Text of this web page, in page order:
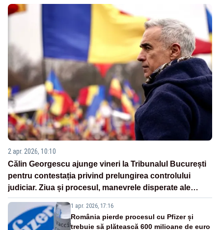
2 apr. 2026, 10:10
Călin Georgescu ajunge vineri la Tribunalul București
pentru contestația privind prelungirea controlului
judiciar. Ziua și procesul, manevrele disperate ale
Sistemului
1 apr. 2026, 17:16
România pierde procesul cu Pfizer și
trebuie să plătească 600 milioane de euro